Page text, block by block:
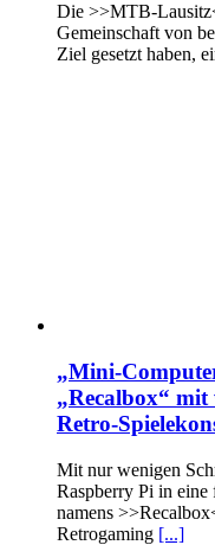
Die >>MTB-
Gemeinschaft von
Ziel gesetzt haben,
„Mini-
„Recalbox“
Retro-
Mit nur wenigen
Raspberry Pi in eine
namens
Retrogaming [...]